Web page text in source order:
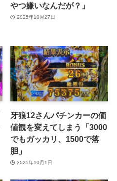
やつ嫌いなんだが？」
2025年10月27日
牙狼12さんパチンカーの価
値観を変えてしまう「3000
でもガッカリ、1500で落
胆」
2025年10月1日